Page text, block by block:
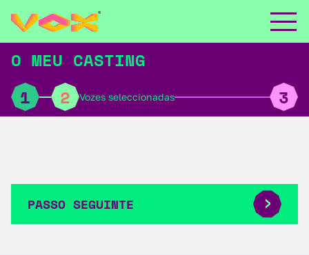
O MEU CASTING
1
2 Vozes seleccionadas 3
PASSO SEGUINTE